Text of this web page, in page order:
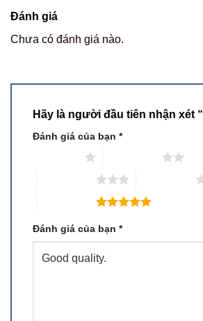
Đánh giá
Chưa có đánh giá nào.
Hãy là người đầu tiên nhận xét
Đánh giá của bạn *
Đánh giá của bạn *